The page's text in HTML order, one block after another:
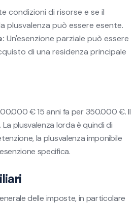
condizioni di risorse e se il
plusvalenza può essere esente.
Un'esenzione parziale può essere
di una residenza principale
€ 15 anni fa per 350.000 €. Il
plusvalenza lorda è quindi di
la plusvalenza imponibile
specifica.
delle imposte, in particolare